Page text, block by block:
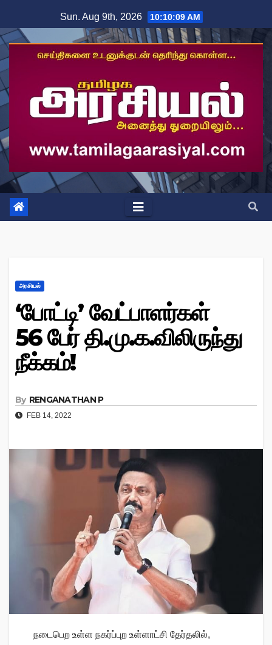
to
content
Sun. Aug 9th, 2026 10:10:10 AM
அரசியல்
‘போட்டி’ வேட்பாளர்கள்
56 பேர் தி.மு.க.விலிருந்து
நீக்கம்!
By RENGANATHAN P
FEB 14, 2022
நடைபெற உள்ள நகர்ப்புற உள்ளாட்சி தேர்தலில்,